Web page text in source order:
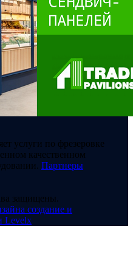
услуги по фрезеровке
качественном
Партнеры
защищены.
создание и
Levelx